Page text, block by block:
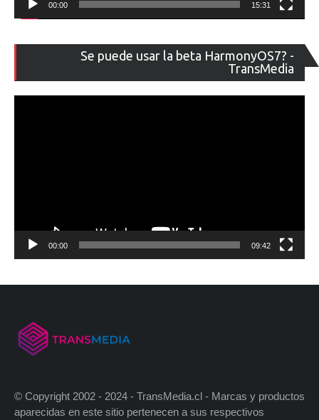
00:00 15:31
Se puede usar la beta HarmonyOS7? -
TransMedia
de
00:00 09:42
© Copyright 2002 - 2024 - TransMedia.cl - Marcas y productos
aparecidas en este sitio pertenecen a sus respectivos